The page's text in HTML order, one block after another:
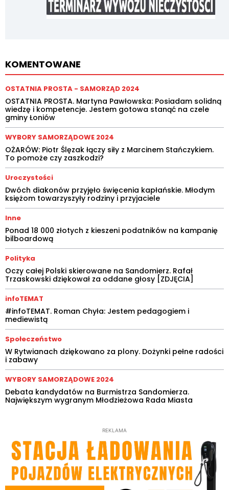
KOMENTOWANE
OSTATNIA PROSTA - SAMORZĄD 2024
OSTATNIA PROSTA. Martyna Pawłowska: Posiadam solidną
wiedzę i kompetencje. Jestem gotowa stanąć na czele
gminy Łoniów
WYBORY SAMORZĄDOWE 2024
OŻARÓW: Piotr Ślęzak łączy siły z Marcinem Stańczykiem.
To pomoże czy zaszkodzi?
Uroczystości
Dwóch diakonów przyjęło święcenia kapłańskie. Młodym
księżom towarzyszyły rodziny i przyjaciele
Inne
Ponad 18 000 złotych z kieszeni podatników na kampanię
bilboardową
Polityka
Oczy całej Polski skierowane na Sandomierz. Rafał
Trzaskowski dziękował za oddane głosy [ZDJĘCIA]
infoTEMAT
#infoTEMAT. Roman Chyła: Jestem pedagogiem i
mediewistą
Społeczeństwo
W Rytwianach dziękowano za plony. Dożynki pełne radości
i zabawy
WYBORY SAMORZĄDOWE 2024
Debata kandydatów na Burmistrza Sandomierza.
Największym wygranym Młodzieżowa Rada Miasta
REKLAMA